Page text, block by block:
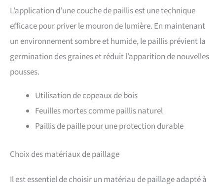
L’application d’une couche de paillis est une technique
efficace pour priver le mouron de lumière. En maintenant
un environnement sombre et humide, le paillis prévient la
germination des graines et réduit l’apparition de nouvelles
pousses.
Utilisation de copeaux de bois
Feuilles mortes comme paillis naturel
Paillis de paille pour une protection durable
Choix des matériaux de paillage
Il est essentiel de choisir un matériau de paillage adapté à